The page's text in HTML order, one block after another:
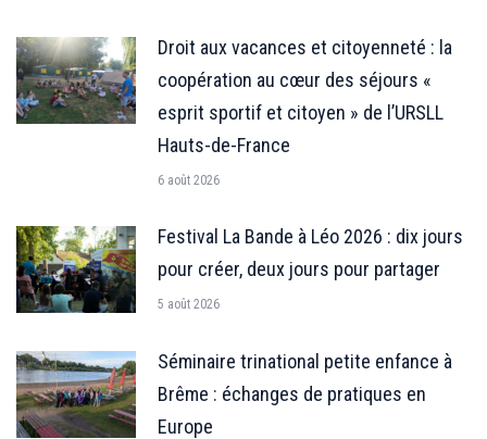
Droit aux vacances et citoyenneté : la
coopération au cœur des séjours «
esprit sportif et citoyen » de l’URSLL
Hauts-de-France
6 août 2026
Festival La Bande à Léo 2026 : dix jours
pour créer, deux jours pour partager
5 août 2026
Séminaire trinational petite enfance à
Brême : échanges de pratiques en
Europe